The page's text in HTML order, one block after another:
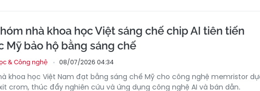
nhà khoa học Việt sáng chế chip AI tiên tiến
Mỹ bảo hộ bằng sáng chế
& Công nghệ 08/07/2026 04:34
khoa học Việt Nam đạt bằng sáng chế Mỹ cho công nghệ memristor
crom, thúc đẩy nghiên cứu và ứng dụng công nghệ AI và bán dẫn.